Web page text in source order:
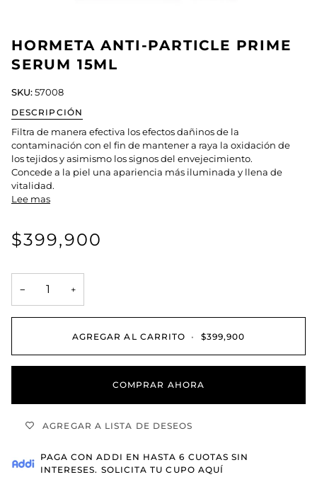
HORMETA ANTI-PARTICLE PRIME
SERUM 15ML
SKU:57008
DESCRIPCIÓN
Filtra de manera efectiva los efectos dañinos de la
contaminación con el fin de mantener a raya la oxidación de
los tejidos y asimismo los signos del envejecimiento.
Concede a la piel una apariencia más iluminada y llena de
vitalidad.
Lee mas
$399,900
− +
AGREGAR AL CARRITO • $399,900
COMPRAR AHORA
AGREGAR A LISTA DE DESEOS
PAGA CONADDI EN HASTA 6 CUOTAS SIN
INTERESES. SOLICITA TU CUPO AQUÍ